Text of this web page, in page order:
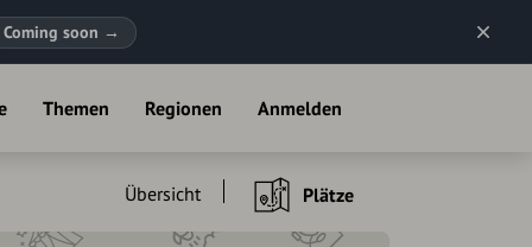
Coming soon →
Themen Regionen Anmelden
Übersicht Plätze